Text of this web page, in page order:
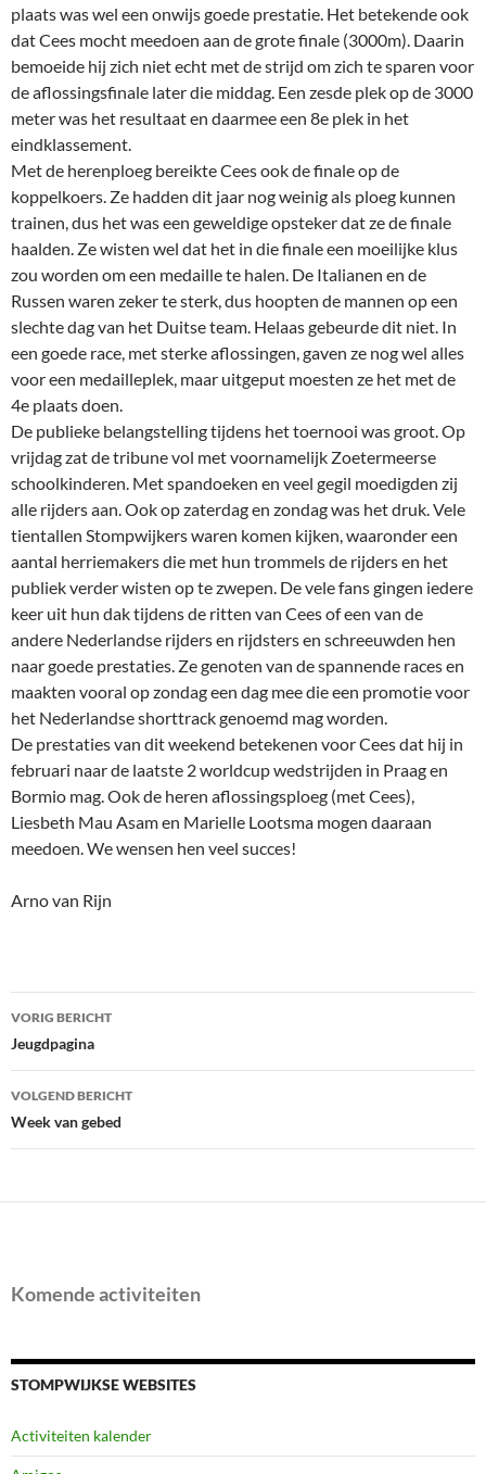
plaats was wel een onwijs goede prestatie. Het betekende ook
dat Cees mocht meedoen aan de grote finale (3000m). Daarin
bemoeide hij zich niet echt met de strijd om zich te sparen voor
de aflossingsfinale later die middag. Een zesde plek op de 3000
meter was het resultaat en daarmee een 8e plek in het
eindklassement.
Met de herenploeg bereikte Cees ook de finale op de
koppelkoers. Ze hadden dit jaar nog weinig als ploeg kunnen
trainen, dus het was een geweldige opsteker dat ze de finale
haalden. Ze wisten wel dat het in die finale een moeilijke klus
zou worden om een medaille te halen. De Italianen en de
Russen waren zeker te sterk, dus hoopten de mannen op een
slechte dag van het Duitse team. Helaas gebeurde dit niet. In
een goede race, met sterke aflossingen, gaven ze nog wel alles
voor een medailleplek, maar uitgeput moesten ze het met de
4e plaats doen.
De publieke belangstelling tijdens het toernooi was groot. Op
vrijdag zat de tribune vol met voornamelijk Zoetermeerse
schoolkinderen. Met spandoeken en veel gegil moedigden zij
alle rijders aan. Ook op zaterdag en zondag was het druk. Vele
tientallen Stompwijkers waren komen kijken, waaronder een
aantal herriemakers die met hun trommels de rijders en het
publiek verder wisten op te zwepen. De vele fans gingen iedere
keer uit hun dak tijdens de ritten van Cees of een van de
andere Nederlandse rijders en rijdsters en schreeuwden hen
naar goede prestaties. Ze genoten van de spannende races en
maakten vooral op zondag een dag mee die een promotie voor
het Nederlandse shorttrack genoemd mag worden.
De prestaties van dit weekend betekenen voor Cees dat hij in
februari naar de laatste 2 worldcup wedstrijden in Praag en
Bormio mag. Ook de heren aflossingsploeg (met Cees),
Liesbeth Mau Asam en Marielle Lootsma mogen daaraan
meedoen. We wensen hen veel succes!
Arno van Rijn
Bericht
navigatie
VORIG BERICHT
Jeugdpagina
VOLGEND BERICHT
Week van gebed
Komende activiteiten
STOMPWIJKSE WEBSITES
Activiteiten kalender